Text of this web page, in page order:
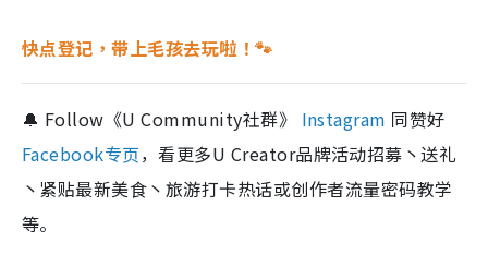
快点登记，带上毛孩去玩啦！🐾
🔔 Follow《U Community社群》 Instagram 同赞好
Facebook专页，看更多U Creator品牌活动招募丶送礼
丶紧贴最新美食丶旅游打卡热话或创作者流量密码教学
等。